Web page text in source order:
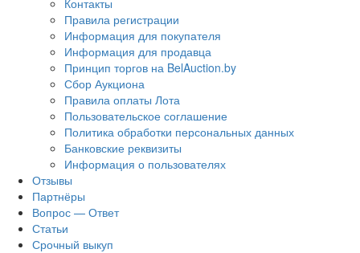
Контакты
Правила регистрации
Информация для покупателя
Информация для продавца
Принцип торгов на BelAuction.by
Сбор Аукциона
Правила оплаты Лота
Пользовательское соглашение
Политика обработки персональных данных
Банковские реквизиты
Информация о пользователях
Отзывы
Партнёры
Вопрос — Ответ
Статьи
Срочный выкуп